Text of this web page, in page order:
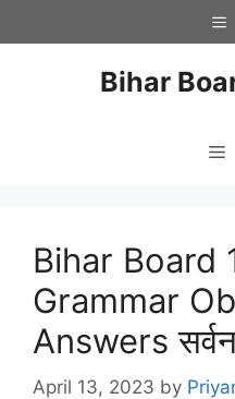
to
Bihar
Bihar Board
Grammar
Answers
April 13, 2023 by